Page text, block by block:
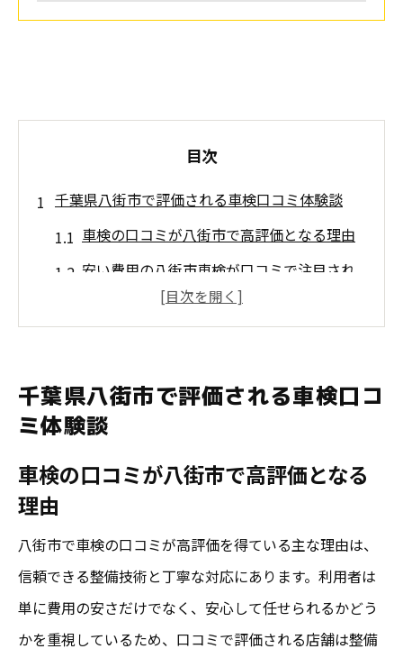
目次
千葉県八街市で評価される車検口コミ体験談
車検の口コミが八街市で高評価となる理由
安い費用の八街市車検が口コミで注目され
口コミ満足度と八街市車検の信頼性を徹底
解説
車検選びで八街市住民が重視する口コミポ
安い費用で満足度を高める成田の車検選び術
成田で安い車検を選ぶ際の口コミ活用術
口コミ評価で見る成田車検費用の満足ポイ
ント
千葉県八街市で評価される車検口コ
ミ体験談
車検の口コミが八街市で高評価となる
理由
八街市で車検の口コミが高評価を得ている主な理由は、
信頼できる整備技術と丁寧な対応にあります。利用者は
単に費用の安さだけでなく、安心して任せられるかどう
かを重視しているため、口コミで評価される店舗は整備